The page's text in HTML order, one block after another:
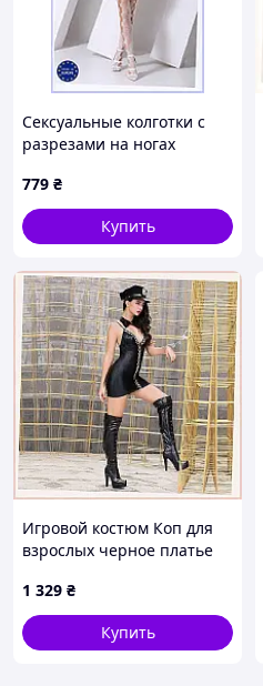
Сексуальные колготки с
разрезами на ногах
779 ₴
Купить
Игровой костюм Коп для
взрослых черное платье
9X5C6954
1 329 ₴
Купить